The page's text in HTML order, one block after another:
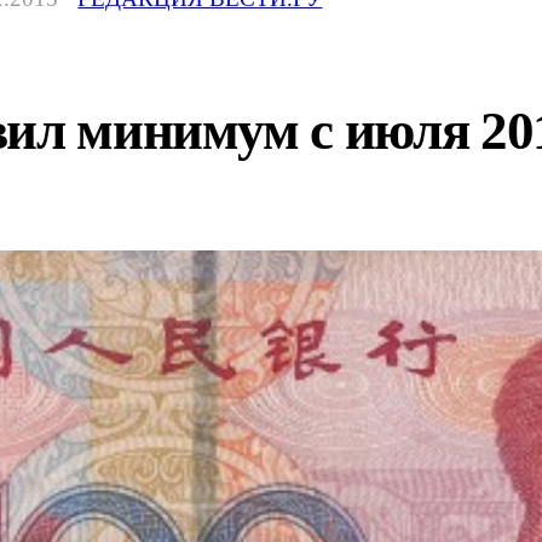
минимум с июля